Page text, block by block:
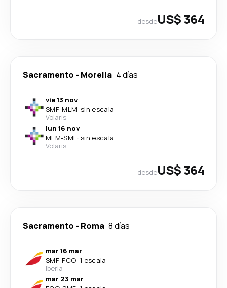
desdeUS$ 364
Sacramento - Morelia 4 días
vie 13 nov
SMF-MLM· sin escala
Volaris
lun 16 nov
MLM-SMF· sin escala
Volaris
desdeUS$ 364
Sacramento - Roma 8 días
mar 16 mar
SMF-FCO· 1 escala
Iberia
mar 23 mar